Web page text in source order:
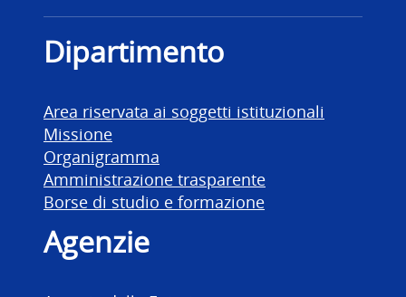
Dipartimento delle
Dipartimento
Area riservata ai soggetti istituzionali
Missione
Organigramma
Amministrazione trasparente
Borse di studio e formazione
Agenzie